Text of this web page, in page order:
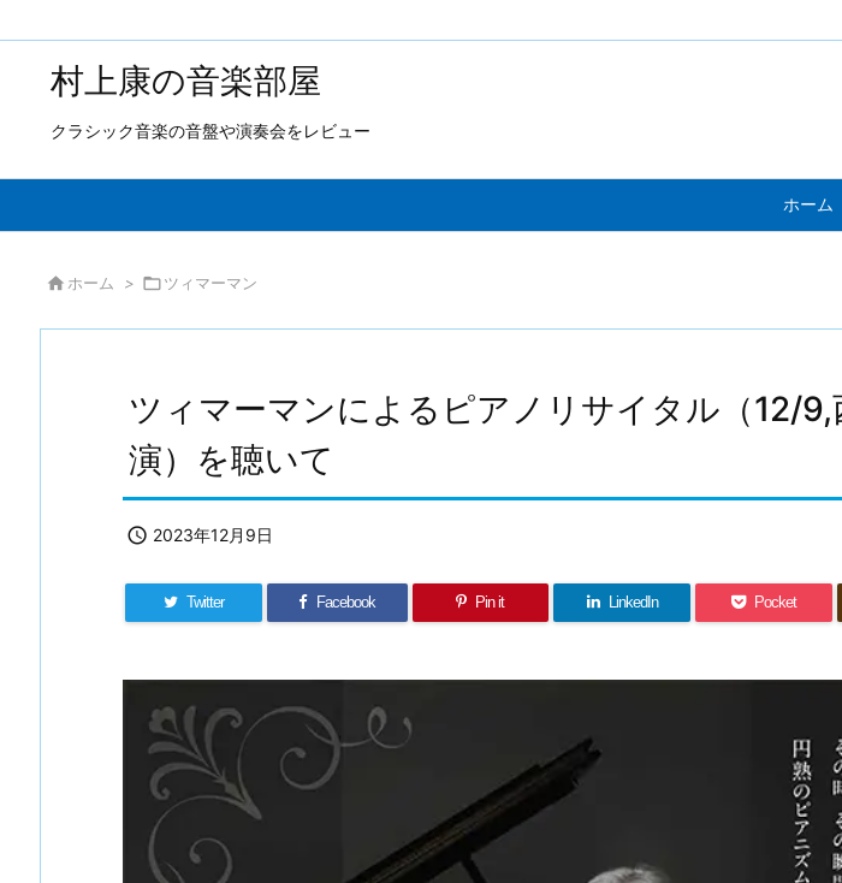
村上康の音楽部屋
クラシック音楽の音盤や演奏会をレビュー
ホーム
 ホーム > ツィマーマン
ツィマーマンによるピアノリサイタル（12/9,
演）を聴いて
 2023年12月9日
Twitter Facebook Pin it LinkedIn Pocket